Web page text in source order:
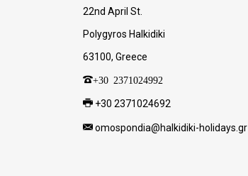
22nd April St.
Polygyros Halkidiki
63100, Greece
+30 2371024992
+30 2371024692
omospondia@halkidiki-holidays.gr